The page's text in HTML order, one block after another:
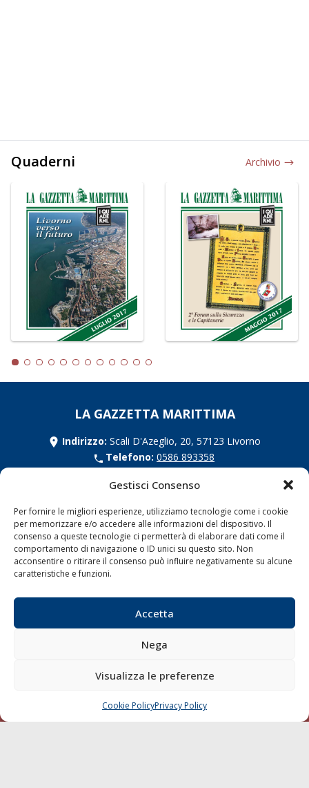
Gestisci Consenso
Per fornire le migliori esperienze, utilizziamo tecnologie come i cookie
per memorizzare e/o accedere alle informazioni del dispositivo. Il
consenso a queste tecnologie ci permetterà di elaborare dati come il
comportamento di navigazione o ID unici su questo sito. Non
acconsentire o ritirare il consenso può influire negativamente su alcune
caratteristiche e funzioni.
Accetta
Nega
Visualizza le preferenze
Cookie PolicyPrivacy Policy
Quaderni Archivio
LA GAZZETTA MARITTIMA
Indirizzo: Scali D'Azeglio, 20, 57123 Livorno
Telefono: 0586 893358
redazione@gazzettamarittima.it
00118570498
Società Editoriale Marittima a r.l. (Editore) - Autorizzazione
del Tribunale di Livorno n. 217 del 10 giugno 1968 - N°
iscrizione al ROC (Registro Operatori delle Comunicazioni)
della Società Editoriale Marittima a r.l.: N° 1301 Iscrizione
della testata elettronica La Gazzetta Marittima al Tribunale
LINK
Shipping
Porti/Interporti
Varie
CHIAMA SCRIVI